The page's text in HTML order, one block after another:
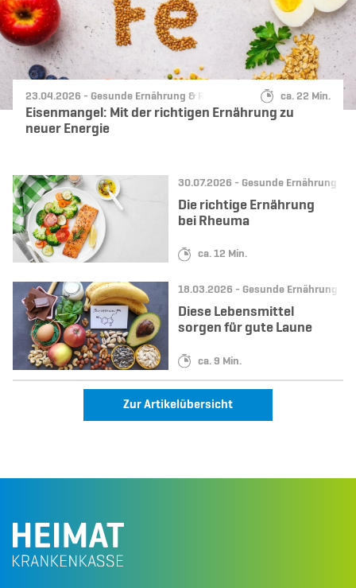
Datum:
23.04.2026 - Kategorie:
Gesunde Ernährung & Rezepte Lesedauer:
ca. 22 Min.
Eisenmangel: Mit der richtigen Ernährung zu
neuer Energie
Datum:
30.07.2026 - Kategorie:
Gesunde Ernährung &
Lesedauer:
ca. 12 Min.
Die richtige Ernährung
bei Rheuma
Datum:
18.03.2026 - Kategorie:
Gesunde Ernährung &
Lesedauer:
ca. 9 Min.
Diese Lebensmittel
sorgen für gute Laune
Zur Artikelübersicht